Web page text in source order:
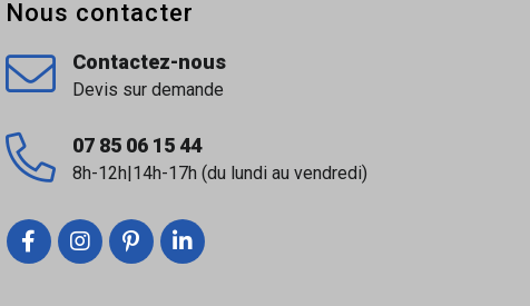
Nous contacter
Contactez-nous
Devis sur demande
07 85 06 15 44
8h-12h|14h-17h (du lundi au vendredi)